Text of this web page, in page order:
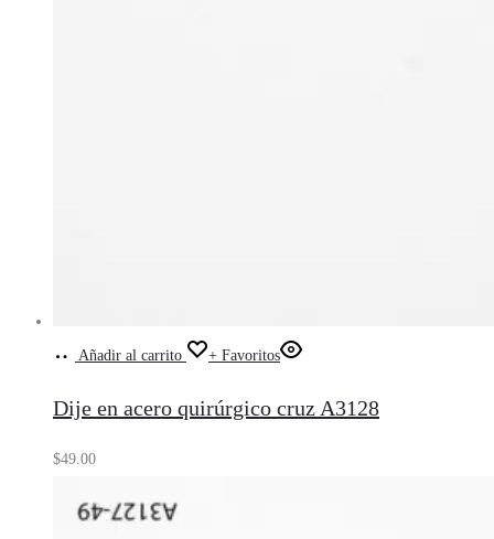
Añadir al carrito + Favoritos
Dije en acero quirúrgico cruz A3128
$49.00